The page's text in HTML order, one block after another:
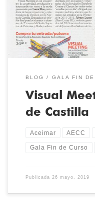
Meeting, en la Sala
LAVA el 30 de […]
BLOG GALA FIN DE
Visual
de Castilla
Aceimar AECC
Gala Fin de Curso
Publicada 26 mayo, 2019